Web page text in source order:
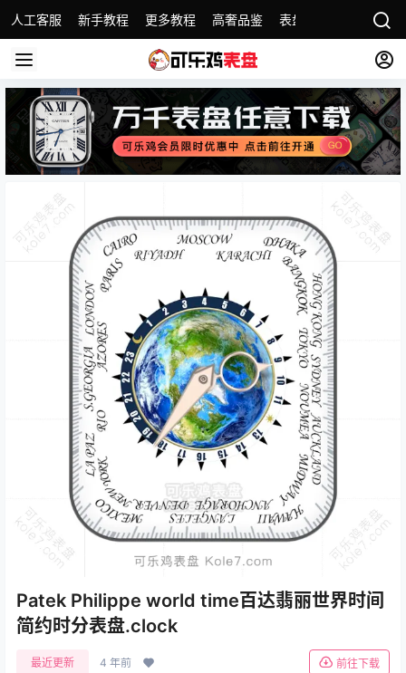
人工客服 新手教程 更多教程 高奢品鉴 表盘精选 名表故事
Patek Philippe world time百达翡丽世界时间
简约时分表盘.clock
最近更新 4 年前 前往下载